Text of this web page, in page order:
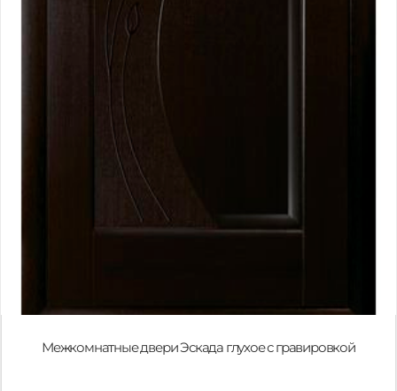
Межкомнатные двери Эскада глухое с гравировкой